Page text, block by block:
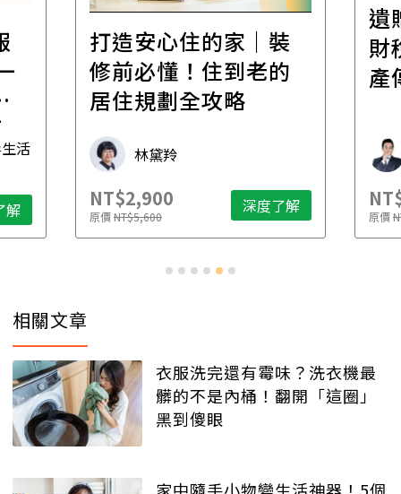
活
解
打造安心住的家｜裝
修前必懂！住到老的
居住規劃全攻略
林黛羚
NT$2,900
原價NT$5,600 深度了解
遺
財
產
原價
相關文章
衣服洗完還有霉味？洗衣機最
髒的不是內桶！翻開「這圈」
黑到傻眼